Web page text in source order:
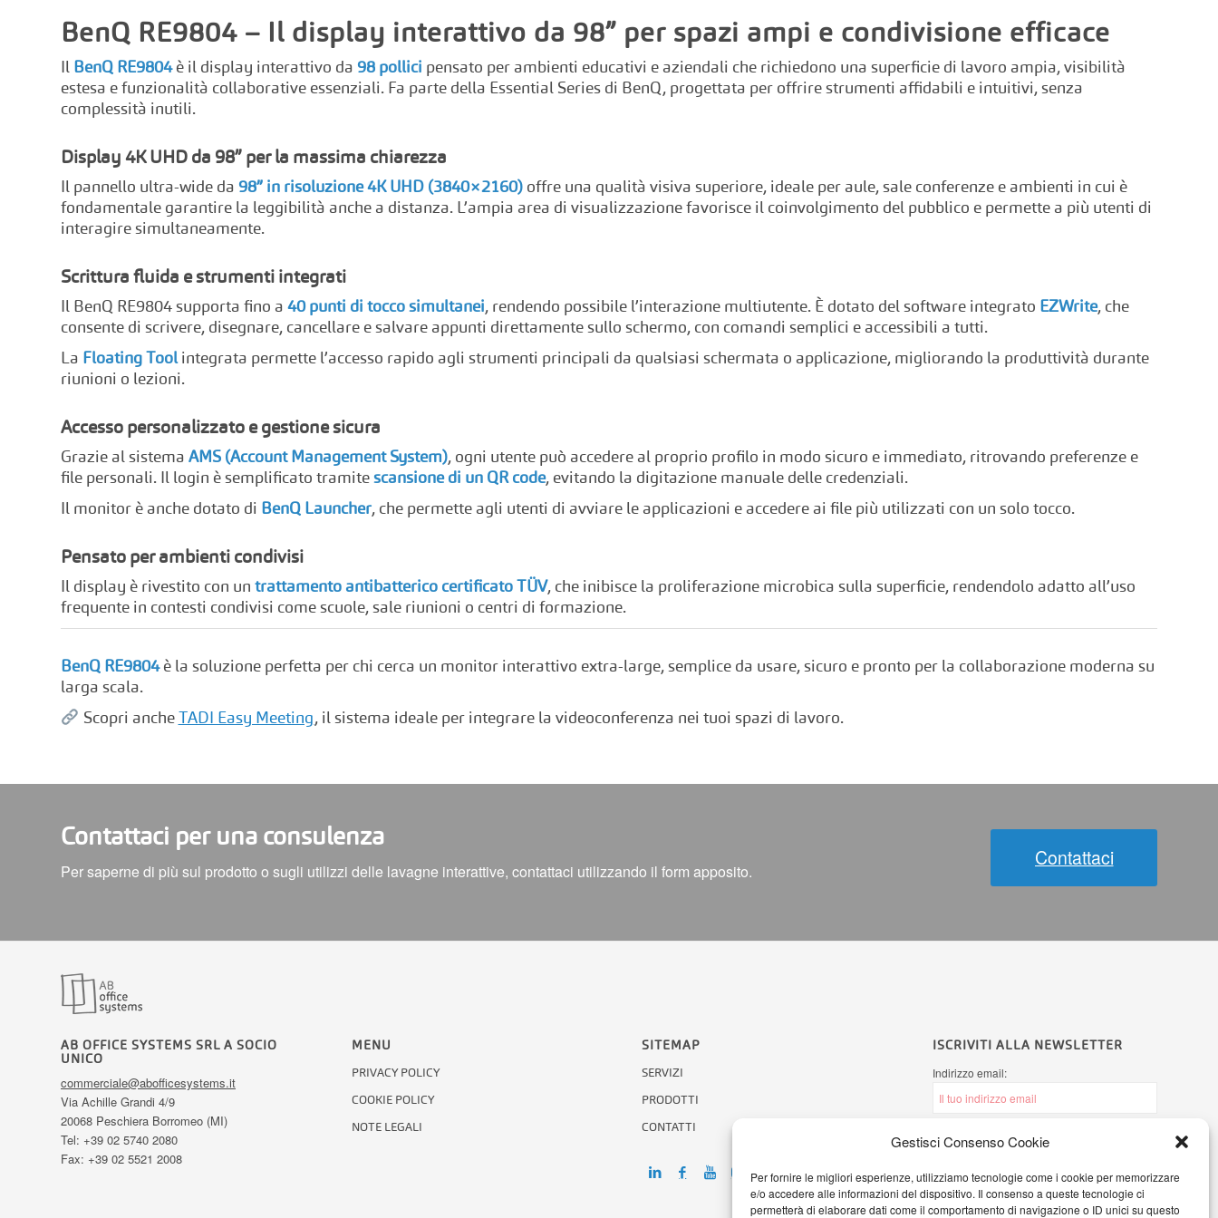
Gestisci Consenso Cookie
Per fornire le migliori esperienze, utilizziamo tecnologie come i cookie per memorizzare
e/o accedere alle informazioni del dispositivo. Il consenso a queste tecnologie ci
permetterà di elaborare dati come il comportamento di navigazione o ID unici su questo
BenQ RE9804 – Il display interattivo da 98” per spazi ampi e condivisione efficace
Il BenQ RE9804è il display interattivo da 98 pollici pensato per ambienti educativi e aziendali che richiedono una superficie di lavoro ampia, visibilità
estesa e funzionalità collaborative essenziali. Fa parte della Essential Series di BenQ, progettata per offrire strumenti affidabili e intuitivi, senza
complessità inutili.
Display 4K UHD da 98” per la massima chiarezza
Il pannello ultra-wide da 98” in risoluzione 4K UHD (3840×2160) offre una qualità visiva superiore, ideale per aule, sale conferenze e ambienti in cui è
fondamentale garantire la leggibilità anche a distanza. L’ampia area di visualizzazione favorisce il coinvolgimento del pubblico e permette a più utenti di
interagire simultaneamente.
Scrittura fluida e strumenti integrati
Il BenQ RE9804 supporta fino a 40 punti di tocco simultanei, rendendo possibile l’interazione multiutente. È dotato del software integrato EZWrite, che
consente di scrivere, disegnare, cancellare e salvare appunti direttamente sullo schermo, con comandi semplici e accessibili a tutti.
La Floating Toolintegrata permette l’accesso rapido agli strumenti principali da qualsiasi schermata o applicazione, migliorando la produttività durante
riunioni o lezioni.
Accesso personalizzato e gestione sicura
Grazie al sistema AMS (Account Management System), ogni utente può accedere al proprio profilo in modo sicuro e immediato, ritrovando preferenze e
file personali. Il login è semplificato tramitescansione di un QR code, evitando la digitazione manuale delle credenziali.
Il monitor è anche dotato di BenQ Launcher, che permette agli utenti di avviare le applicazioni e accedere ai file più utilizzati con un solo tocco.
Pensato per ambienti condivisi
Il display è rivestito con un trattamento antibatterico certificato TÜV, che inibisce la proliferazione microbica sulla superficie, rendendolo adatto all’uso
frequente in contesti condivisi come scuole, sale riunioni o centri di formazione.
BenQ RE9804è la soluzione perfetta per chi cerca un monitor interattivo extra-large, semplice da usare, sicuro e pronto per la collaborazione moderna su
larga scala.
Scopri ancheTADI Easy Meeting, il sistema ideale per integrare la videoconferenza nei tuoi spazi di lavoro.
Contattaci per una consulenza
Per saperne di più sul prodotto o sugli utilizzi delle lavagne interattive, contattaci utilizzando il form apposito.
Contattaci
AB OFFICE SYSTEMS SRL A SOCIO
UNICO
commerciale@abofficesystems.it
Via Achille Grandi 4/9
20068 Peschiera Borromeo (MI)
Tel: +39 02 5740 2080
Fax: +39 02 5521 2008
MENU
PRIVACY POLICY
COOKIE POLICY
NOTE LEGALI
SITEMAP
SERVIZI
PRODOTTI
CONTATTI
ISCRIVITI ALLA NEWSLETTER
Indirizzo email:
Ho letto l'informativa sulla Privacy
miei dati personali secondo il Regolamento
(UE) 2016/679